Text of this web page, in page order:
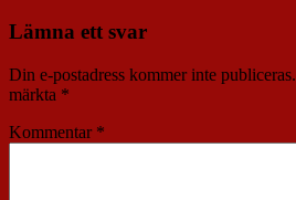
Lämna ett svar
Din e-postadress kommer inte publiceras.
märkta *
Kommentar *